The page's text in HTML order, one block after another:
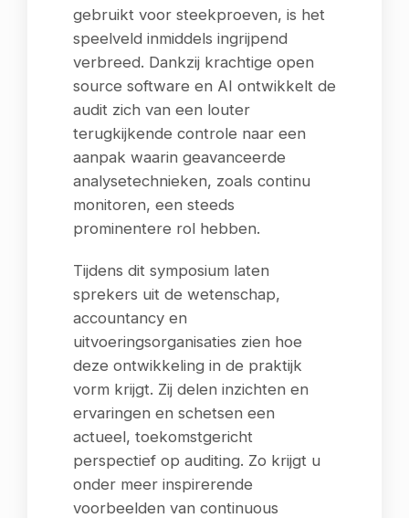
gebruikt voor steekproeven, is het
speelveld inmiddels ingrijpend
verbreed. Dankzij krachtige open
source software en AI ontwikkelt de
audit zich van een louter
terugkijkende controle naar een
aanpak waarin geavanceerde
analysetechnieken, zoals continu
monitoren, een steeds
prominentere rol hebben.
Tijdens dit symposium laten
sprekers uit de wetenschap,
accountancy en
uitvoeringsorganisaties zien hoe
deze ontwikkeling in de praktijk
vorm krijgt. Zij delen inzichten en
ervaringen en schetsen een
actueel, toekomstgericht
perspectief op auditing. Zo krijgt u
onder meer inspirerende
voorbeelden van continuous